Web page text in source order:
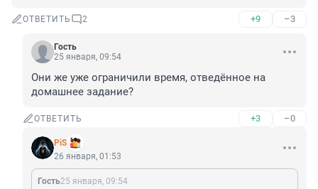
ОТВЕТИТЬ 2 +9 –3
Гость
25 января, 09:54
Они же уже ограничили время, отведённое на
домашнее задание?
ОТВЕТИТЬ +3 –0
PiS
26 января, 01:53
Гость25 января, 09:54